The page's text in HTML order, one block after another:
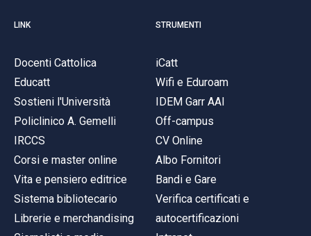
LINK
Docenti Cattolica
Educatt
Sostieni l'Università
Policlinico A. Gemelli
IRCCS
Corsi e master online
Vita e pensiero editrice
Sistema bibliotecario
Librerie e merchandising
STRUMENTI
iCatt
Wifi e Eduroam
IDEM Garr AAI
Off-campus
CV Online
Albo Fornitori
Bandi e Gare
Verifica certificati e
autocertificazioni